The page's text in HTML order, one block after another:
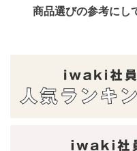
商品選びの参考にし